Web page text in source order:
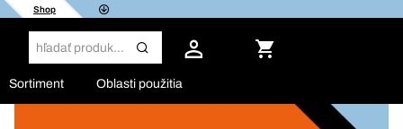
Shop
Sortiment Oblasti použitia